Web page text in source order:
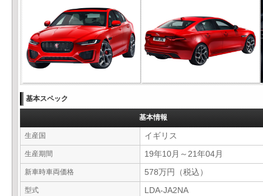
基本スペック
基本情報
生産国 イギリス
生産期間 19年10月～21年04月
新車時車両価格 578万円（税込）
型式 LDA-JA2NA